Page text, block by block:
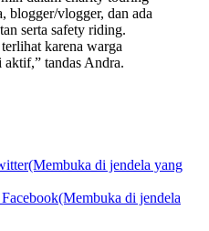
blogger/vlogger, dan ada
serta safety riding.
karena warga
aktif,” tandas Andra.
di jendela yang
di jendela